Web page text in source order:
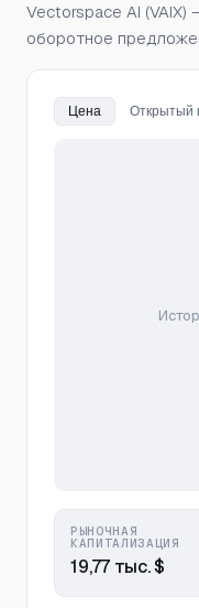
Vectorspace AI (VAIX)
оборотное
Цена Открытый
РЫНОЧНАЯ
КАПИТАЛИЗАЦИЯ
19,77 тыс. $